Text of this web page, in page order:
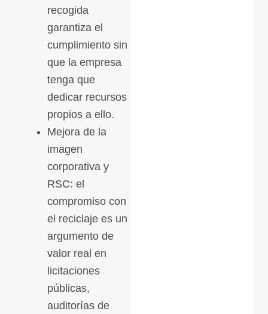
recogida
garantiza el
cumplimiento sin
que la empresa
tenga que
dedicar recursos
propios a ello.
Mejora de la
imagen
corporativa y
RSC: el
compromiso con
el reciclaje es un
argumento de
valor real en
licitaciones
públicas,
auditorías de